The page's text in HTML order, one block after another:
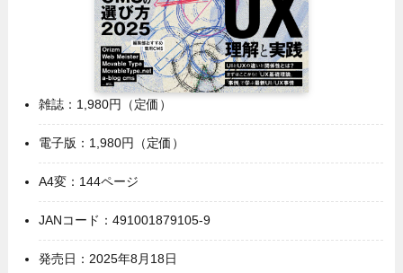
雑誌：1,980円（定価）
電子版：1,980円（定価）
A4変：144ページ
JANコード：491001879105-9
発売日：2025年8月18日